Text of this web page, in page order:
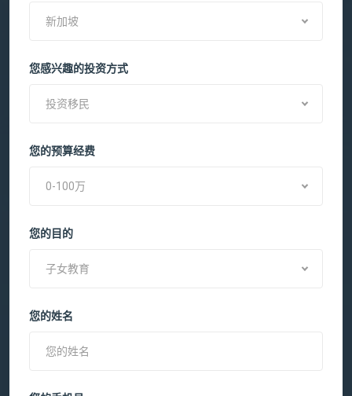
新加坡
您感兴趣的投资方式
投资移民
您的预算经费
0-100万
您的目的
子女教育
您的姓名